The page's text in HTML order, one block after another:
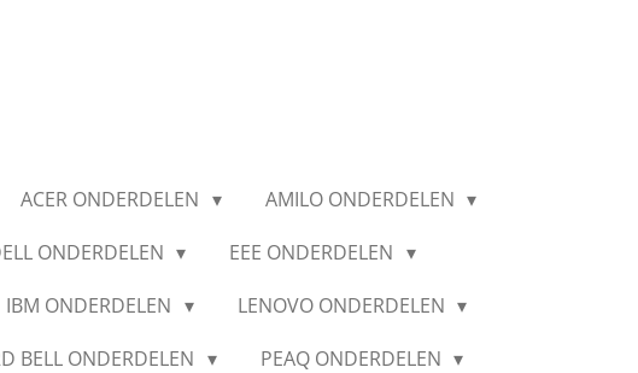
ACER ONDERDELEN
AMILO ONDERDELEN
ONDERDELEN
EEE ONDERDELEN
IBM ONDERDELEN
LENOVO ONDERDELEN
BELL ONDERDELEN
PEAQ ONDERDELEN